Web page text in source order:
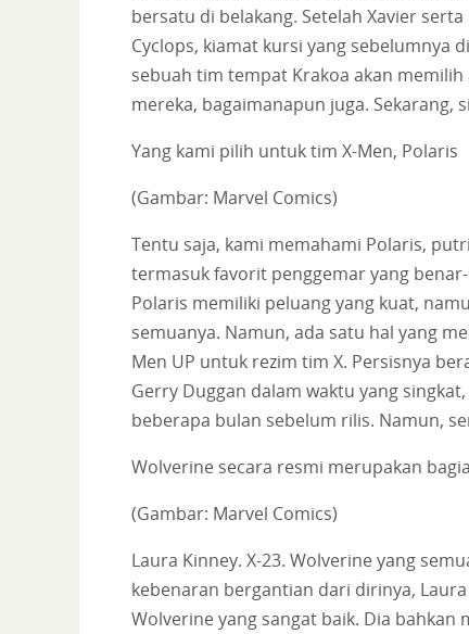
bersatu di belakang. Setelah Xavier
Cyclops, kiamat kursi yang sebelumnya
sebuah tim tempat Krakoa akan
mereka, bagaimanapun juga. Sekarang,
Yang kami pilih untuk tim X-Men, Polaris
(Gambar: Marvel Comics)
Tentu saja, kami memahami Polaris,
termasuk favorit penggemar yang
Polaris memiliki peluang yang kuat,
semuanya. Namun, ada satu hal yang
Men UP untuk rezim tim X. Persisnya
Gerry Duggan dalam waktu yang
beberapa bulan sebelum rilis. Namun,
Wolverine secara resmi merupakan
(Gambar: Marvel Comics)
Laura Kinney. X-23. Wolverine yang
kebenaran bergantian dari dirinya,
Wolverine yang sangat baik. Dia